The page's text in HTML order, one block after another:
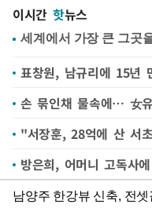
이시간 핫뉴스
표창원, 남규리에 15년
손 묶인채 물속에… 女
"서장훈, 28억에 산 서
방은희, 어머니 고독사